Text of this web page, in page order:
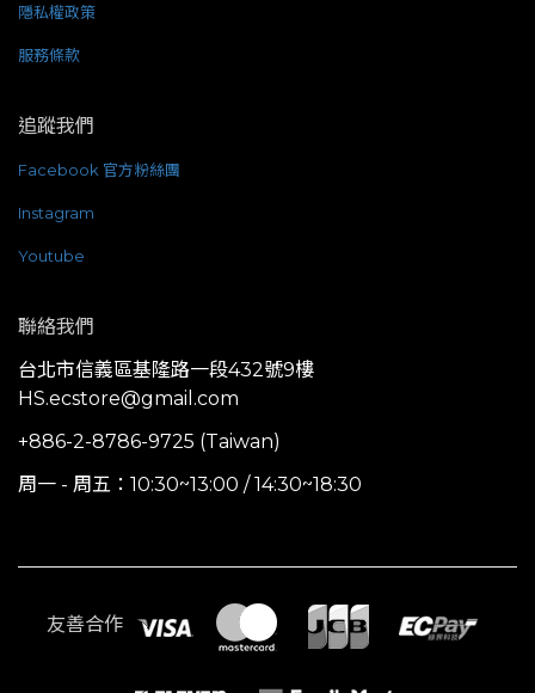
隱私權政策
服務條款
追蹤我們
Facebook 官方粉絲團
Instagram
Youtube
聯絡我們
台北市信義區基隆路一段432號9樓
HS.ecstore@gmail.com
+886-2-8786-9725 (Taiwan)
周一 - 周五：10:30~13:00 / 14:30~18:30
友善合作